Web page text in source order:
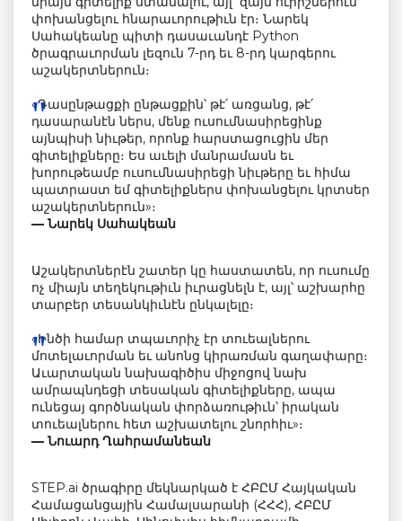
փոխանցելու հնարաւորութիւն էր։ Նարեկ
Սահակեանը պիտի դասաւանդէ Python
ծրագրաւորման լեզուն 7-րդ եւ 8-րդ կարգերու
աշակերտներուն։
«Դասընթացքի ընթացքին՝ թէ՛ առցանց, թէ՛
դասարանէն ներս, մենք ուսումնասիրեցինք
այնպիսի նիւթեր, որոնք հարստացուցին մեր
գիտելիքները։ Ես աւելի մանրամասն եւ
խորութեամբ ուսումնասիրեցի նիւթերը եւ հիմա
պատրաստ եմ գիտելիքներս փոխանցելու կրտսեր
աշակերտներուն»։
— Նարեկ Սահակեան
Աշակերտներէն շատեր կը հաստատեն, որ ուսումը
ոչ միայն տեղեկութիւն իւրացնելն է, այլ՝ աշխարհը
տարբեր տեսանկիւնէն ընկալելը։
«Ինծի համար տպաւորիչ էր տուեալներու
մոտելաւորման եւ անոնց կիրառման գաղափարը։
Աւարտական նախագիծիս միջոցով նախ
ամրապնդեցի տեսական գիտելիքները, ապա
ունեցայ գործնական փորձառութիւն՝ իրական
տուեալներու հետ աշխատելու շնորհիւ»։
— Նուարդ Ղահրամանեան
STEP.ai ծրագիրը մեկնարկած է ՀԲԸՄ Հայկական
Համացանցային Համալսարանի (ՀՀՀ), ՀԲԸՄ